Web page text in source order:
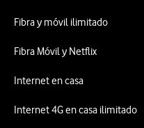
Fibra y móvil ilimitado
Fibra Móvil y Netflix
Internet en casa
Internet 4G en casa ilimitado